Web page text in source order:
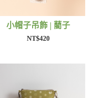
小帽子吊飾 | 藺子
NT$420